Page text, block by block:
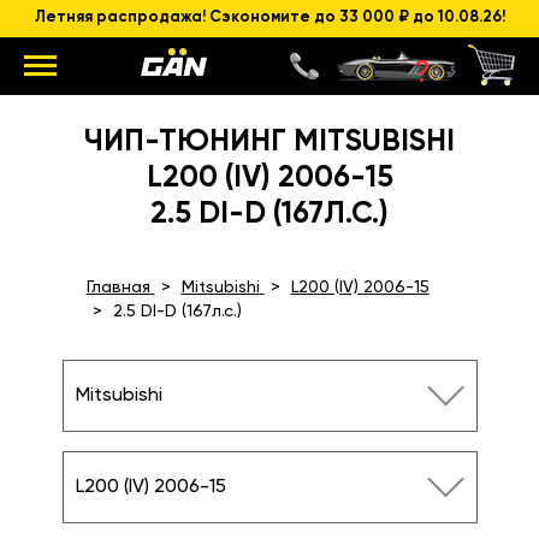
Летняя распродажа! Сэкономите до 33 000 ₽ до 10.08.26!
ЧИП-ТЮНИНГ MITSUBISHI
L200 (IV) 2006-15
2.5 DI-D (167Л.С.)
Главная Mitsubishi
L200 (IV) 2006-15
2.5 DI-D (167л.с.)
Mitsubishi
L200 (IV) 2006-15